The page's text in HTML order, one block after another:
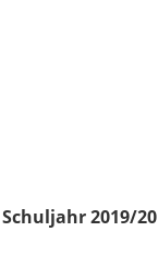
Schuljahr 2019/20